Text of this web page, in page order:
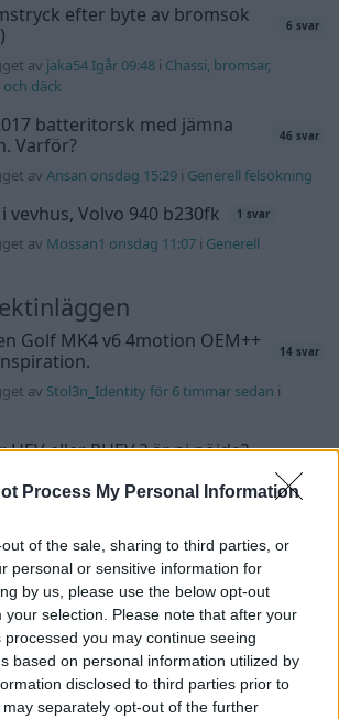
Process My Personal Information
of the sale, sharing to third parties, or
personal or sensitive information for
by us, please use the below opt-out
your selection. Please note that after your
you may continue seeing
based on personal information utilized by
disclosed to third parties prior to
separately opt-out of the further
efter byte av bromsok
6 svar
av jaka54 Igår 09:48 i Chassi, bromsar,
däck
batteritorsk med jämna
Varför?
46 svar
avAnsan onsdag 15:29 i Generell felsökning
vevhus, Volvo 940 b230fk 1 svar
av Mossan1 onsdag 11:07 i Generell
Golf MK4 v6 4motion OEM++
14 svar
av Stol3n_Identity för 6 timmar sedan i
HEV eller PHEV ? är ni nöjda?
av kaykay för 8 timmar sedan i Projekt
avTyfors för 16 timmar sedaniProjekt
big block with 427 ZL-1!
avhugger69 för 17 timmar sedani
bruksbil?! 57 svar
avEv_volvo142 för 18 timmar sedan